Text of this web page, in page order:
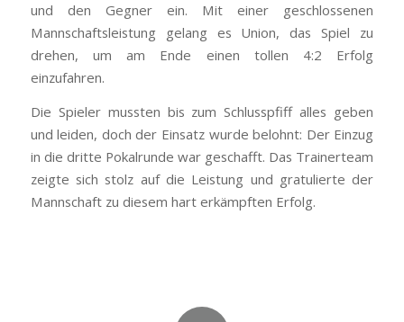
und den Gegner ein. Mit einer geschlossenen
Mannschaftsleistung gelang es Union, das Spiel zu
drehen, um am Ende einen tollen 4:2 Erfolg
einzufahren.
Die Spieler mussten bis zum Schlusspfiff alles geben
und leiden, doch der Einsatz wurde belohnt: Der Einzug
in die dritte Pokalrunde war geschafft. Das Trainerteam
zeigte sich stolz auf die Leistung und gratulierte der
Mannschaft zu diesem hart erkämpften Erfolg.